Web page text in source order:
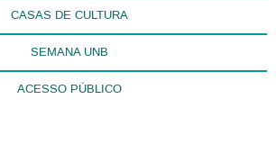
CASAS DE CULTURA
SEMANA UNB
ACESSO PÚBLICO